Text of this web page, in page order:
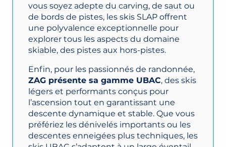
vous soyez adepte du carving, de saut ou
de bords de pistes, les skis SLAP offrent
une polyvalence exceptionnelle pour
explorer tous les aspects du domaine
skiable, des pistes aux hors-pistes.
Enfin, pour les passionnés de randonnée,
ZAG présente sa gamme UBAC, des skis
légers et performants conçus pour
l’ascension tout en garantissant une
descente dynamique et stable. Que vous
préfériez les dénivelés importants ou les
descentes enneigées plus techniques, les